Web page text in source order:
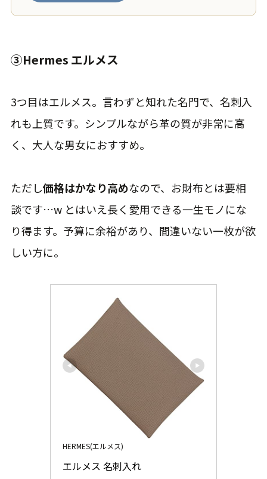
③Hermes エルメス
3つ目はエルメス。言わずと知れた名門で、名刺入
れも上質です。シンプルながら革の質が非常に高
く、大人な男女におすすめ。
ただし価格はかなり高めなので、お財布とは要相
談です…w とはいえ長く愛用できる一生モノにな
り得ます。予算に余裕があり、間違いない一枚が欲
しい方に。
HERMES(エルメス)
エルメス 名刺入れ